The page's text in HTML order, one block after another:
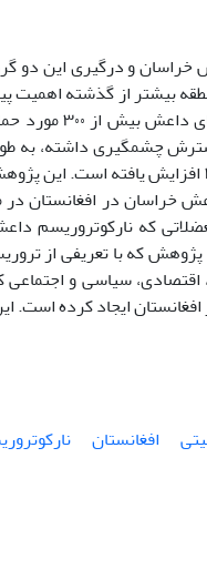
خراسان و درگیری این دو
بیشتر از گذشته اهمیت
طالبان که چند
گسترش چشمگیری داشته،
ولایت در سال ۲۰۲۱ به ۱۱ ولایت تا اواسط سال
خراسان در افغانستان در
که نارکوتروریسم
پژوهش که با تعریفی از
سیاسی و اجتماعی
ایجاد کرده است.
افغانستان